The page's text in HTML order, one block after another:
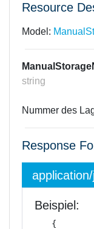
Resource
Model:
string
Nummer des
Response
Beispiel:
{